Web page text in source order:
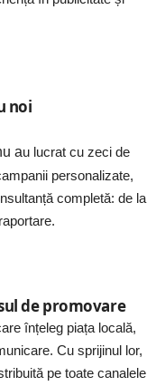
noi
au lucrat cu zeci de
personalizate,
completă: de la
de promovare
înțeleg piața locală,
Cu sprijinul lor,
pe toate canalele